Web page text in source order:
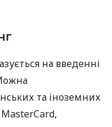
на введенні
та іноземних